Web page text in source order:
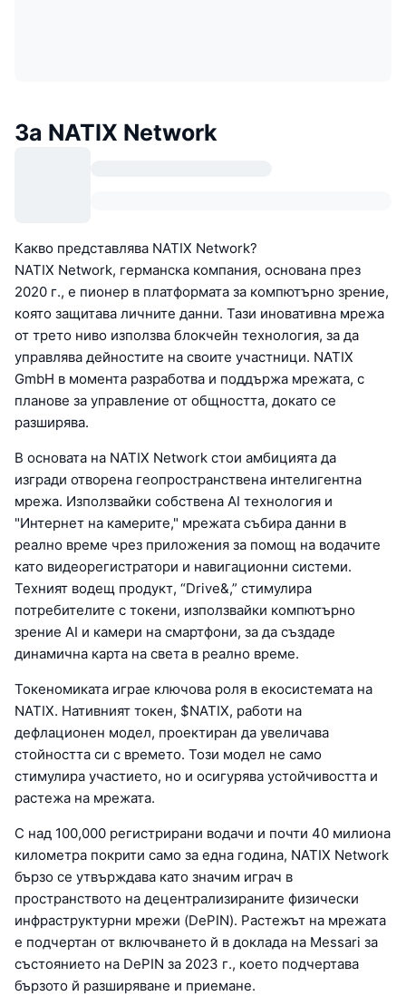
За NATIX Network
Какво представлява NATIX Network?
NATIX Network, германска компания, основана през
2020 г., е пионер в платформата за компютърно зрение,
която защитава личните данни. Тази иновативна мрежа
от трето ниво използва блокчейн технология, за да
управлява дейностите на своите участници. NATIX
GmbH в момента разработва и поддържа мрежата, с
планове за управление от общността, докато се
разширява.
В основата на NATIX Network стои амбицията да
изгради отворена геопространствена интелигентна
мрежа. Използвайки собствена AI технология и
"Интернет на камерите," мрежата събира данни в
реално време чрез приложения за помощ на водачите
като видеорегистратори и навигационни системи.
Техният водещ продукт, “Drive&,” стимулира
потребителите с токени, използвайки компютърно
зрение AI и камери на смартфони, за да създаде
динамична карта на света в реално време.
Токеномиката играе ключова роля в екосистемата на
NATIX. Нативният токен, $NATIX, работи на
дефлационен модел, проектиран да увеличава
стойността си с времето. Този модел не само
стимулира участието, но и осигурява устойчивостта и
растежа на мрежата.
С над 100,000 регистрирани водачи и почти 40 милиона
километра покрити само за една година, NATIX Network
бързо се утвърждава като значим играч в
пространството на децентрализираните физически
инфраструктурни мрежи (DePIN). Растежът на мрежата
е подчертан от включването й в доклада на Messari за
състоянието на DePIN за 2023 г., което подчертава
бързото й разширяване и приемане.